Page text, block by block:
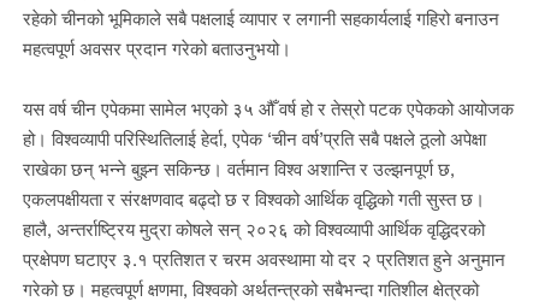
रहेको चीनको भूमिकाले सबै पक्षलाई व्यापार र लगानी सहकार्यलाई गहिरो बनाउन
महत्वपूर्ण अवसर प्रदान गरेको बताउनुभयो।
यस वर्ष चीन एपेकमा सामेल भएको ३५ औँ वर्ष हो र तेस्रो पटक एपेकको आयोजक
हो। विश्वव्यापी परिस्थितिलाई हेर्दा, एपेक ‘चीन वर्ष’प्रति सबै पक्षले ठूलो अपेक्षा
राखेका छन् भन्ने बुझ्न सकिन्छ। वर्तमान विश्व अशान्ति र उल्झनपूर्ण छ,
एकलपक्षीयता र संरक्षणवाद बढ्दो छ र विश्वको आर्थिक वृद्धिको गती सुस्त छ।
हालै, अन्तर्राष्ट्रिय मुद्रा कोषले सन् २०२६ को विश्वव्यापी आर्थिक वृद्धिदरको
प्रक्षेपण घटाएर ३.१ प्रतिशत र चरम अवस्थामा यो दर २ प्रतिशत हुने अनुमान
गरेको छ। महत्वपूर्ण क्षणमा, विश्वको अर्थतन्त्रको सबैभन्दा गतिशील क्षेत्रको